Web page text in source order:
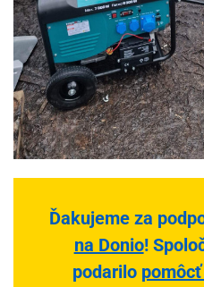
Ďakujeme za
na Donio!
podarilo